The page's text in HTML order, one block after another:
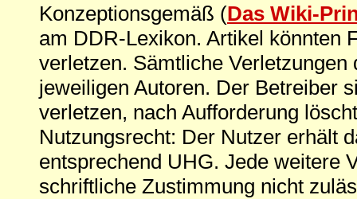
Konzeptionsgemäß (Das Wiki-
am DDR-Lexikon. Artikel könnten
verletzen. Sämtliche
jeweiligen Autoren. Der Betreiber
verletzen, nach Aufforderung
Nutzungsrecht: Der Nutzer erhält
entsprechend UHG. Jede weitere
schriftliche Zustimmung nicht